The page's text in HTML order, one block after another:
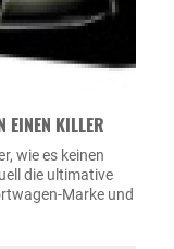
EINEN KILLER
wie es keinen
die ultimative
Marke und